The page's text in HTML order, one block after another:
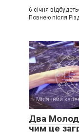
6 січня
Повнею після
Місячний
Два
чим це